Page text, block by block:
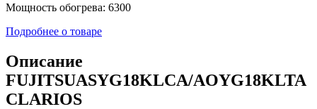
Мощность обогрева: 6300
Подробнее о товаре
Описание
FUJITSUASYG18KLCA/AOYG18KLTA
CLARIOS